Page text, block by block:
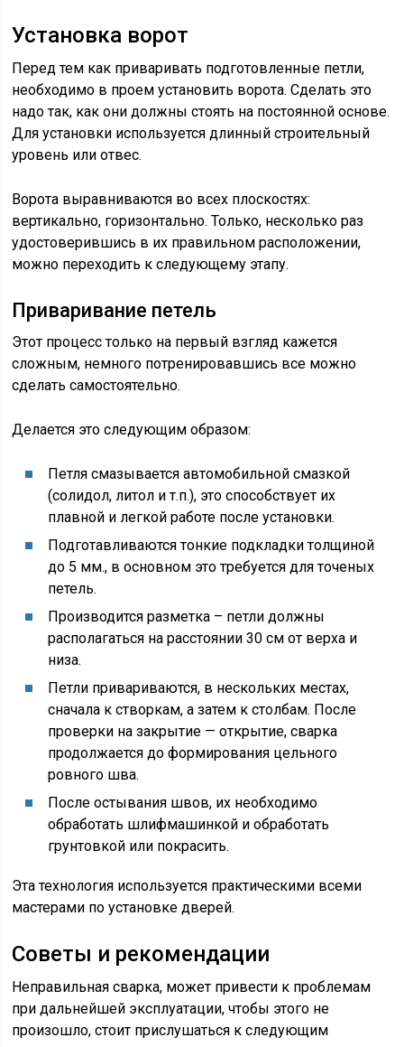
Установка ворот
Перед тем как приваривать подготовленные петли,
необходимо в проем установить ворота. Сделать это
надо так, как они должны стоять на постоянной основе.
Для установки используется длинный строительный
уровень или отвес.
Ворота выравниваются во всех плоскостях:
вертикально, горизонтально. Только, несколько раз
удостоверившись в их правильном расположении,
можно переходить к следующему этапу.
Приваривание петель
Этот процесс только на первый взгляд кажется
сложным, немного потренировавшись все можно
сделать самостоятельно.
Делается это следующим образом:
Петля смазывается автомобильной смазкой
(солидол, литол и т.п.), это способствует их
плавной и легкой работе после установки.
Подготавливаются тонкие подкладки толщиной
до 5 мм., в основном это требуется для точеных
петель.
Производится разметка – петли должны
располагаться на расстоянии 30 см от верха и
низа.
Петли привариваются, в нескольких местах,
сначала к створкам, а затем к столбам. После
проверки на закрытие — открытие, сварка
продолжается до формирования цельного
ровного шва.
После остывания швов, их необходимо
обработать шлифмашинкой и обработать
грунтовкой или покрасить.
Эта технология используется практическими всеми
мастерами по установке дверей.
Советы и рекомендации
Неправильная сварка, может привести к проблемам
при дальнейшей эксплуатации, чтобы этого не
произошло, стоит прислушаться к следующим